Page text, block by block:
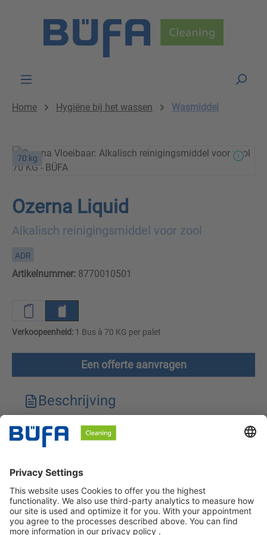
Home Hygiëne bij het wassen Wasmiddel
70 kg
Ozerna Liquid
Alkalisch reinigingsmiddel voor zool
ADR
Artikelnummer: 8770010501
Verkoopeenheid: 1 Bus à 70 KG per palet
Een offerte aanvragen
Beschrijving
Technische kenmerken
Veiligheidsinstructies